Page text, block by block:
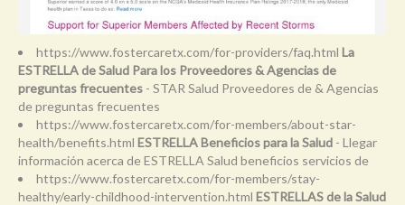
https://www.fostercaretx.com/for-providers/faq.html La
ESTRELLA de Salud Para los Proveedores & Agencias de
preguntas frecuentes - STAR Salud Proveedores de & Agencias
de preguntas frecuentes
https://www.fostercaretx.com/for-members/about-star-
health/benefits.html ESTRELLA Beneficios para la Salud - Llegar
información acerca de ESTRELLA Salud beneficios servicios de
https://www.fostercaretx.com/for-members/stay-
healthy/early-childhood-intervention.html ESTRELLAS de la Salud